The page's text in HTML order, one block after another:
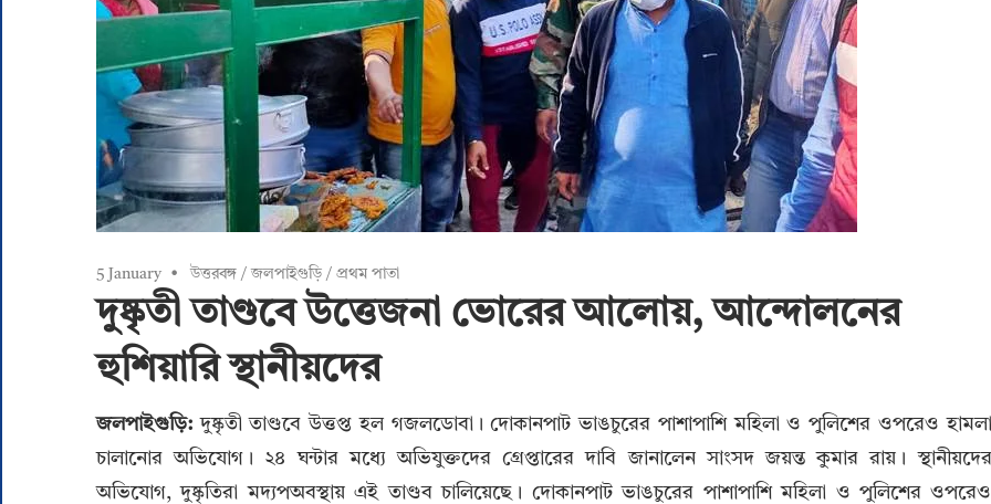
5 January উত্তরবঙ্গ /জলপাইগুড়ি / প্রথম পাতা
দুষ্কৃতী তাণ্ডবে উত্তেজনা ভোরের আলোয়, আন্দোলনের
হুশিয়ারি স্থানীয়দের
জলপাইগুড়ি: দুষ্কৃতী তাণ্ডবে উত্তপ্ত হল গজলডোবা। দোকানপাট ভাঙচুরের পাশাপাশি মহিলা ও পুলিশের ওপরেও হামলা
চালানোর অভিযোগ। ২৪ ঘন্টার মধ্যে অভিযুক্তদের গ্রেপ্তারের দাবি জানালেন সাংসদ জয়ন্ত কুমার রায়। স্থানীয়দের
অভিযোগ, দুষ্কৃতিরা মদ্যপঅবস্থায় এই তাণ্ডব চালিয়েছে। দোকানপাট ভাঙচুরের পাশাপাশি মহিলা ও পুলিশের ওপরেও